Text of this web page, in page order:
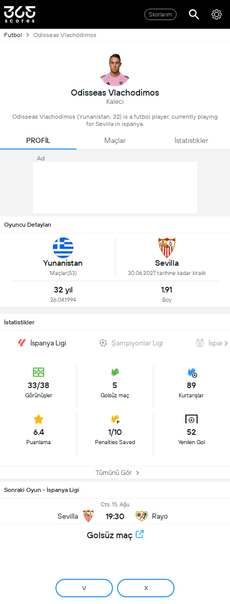
Skorlarım
Futbol Odisseas Vlachodimos
Odisseas Vlachodimos
Kaleci
Odisseas Vlachodimos (Yunanistan, 32) is a futbol player, currently playing
for Sevilla in ispanya.
PROFİL Maçlar İstatistikler
Ad
Oyuncu Detayları
Yunanistan
Maçlar(53)
Sevilla
30.06.2027 tarihine kadar kiralık
32 yıl
26.04.1994
1.91
Boy
İstatistikler
İspanya Ligi Şampiyonlar Ligi
33/38
Görünüşler
5
Golsüz maç
89
Kurtarışlar
6.4
Puanlama
1/10
Penalties Saved
52
Yenilen Gol
Tümünü Gör
Sonraki Oyun - İspanya Ligi
Sevilla
Cts, 15. Ağu
19:30 Rayo
Golsüz maç
V X